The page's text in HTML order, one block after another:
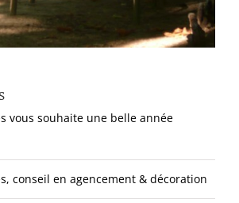
vous souhaite une belle année
conseil en agencement & décoration